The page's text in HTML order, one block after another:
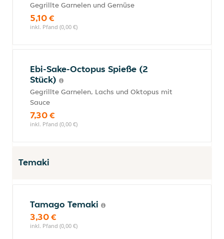
Gegrillte Garnelen und Gemüse
5,10 €
inkl. Pfand (0,00 €)
Ebi-Sake-Octopus Spieße (2
Stück)
Gegrillte Garnelen, Lachs und Oktopus mit
Sauce
7,30 €
inkl. Pfand (0,00 €)
Temaki
Tamago Temaki
3,30 €
inkl. Pfand (0,00 €)